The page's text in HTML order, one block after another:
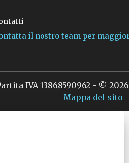
il nostro team per
IVA 13868590962 - © 2026
Mappa del sito